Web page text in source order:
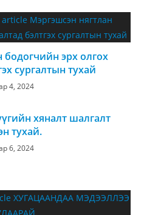
бодогчийн эрх олгох
сургалтын тухай
4, 2024
хяналт шалгалт
тухай.
6, 2024